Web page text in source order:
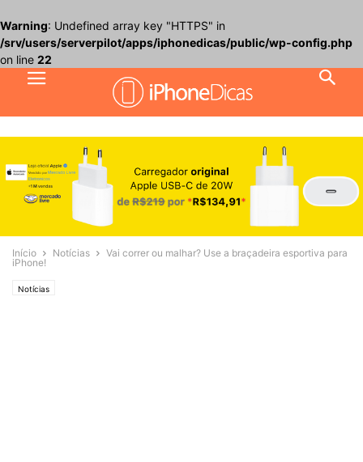
Warning: Undefined array key "HTTPS" in
/srv/users/serverpilot/apps/iphonedicas/public/wp-config.php
on line 22
Início Notícias
Vai correr ou malhar? Use a braçadeira esportiva para
iPhone!
Notícias